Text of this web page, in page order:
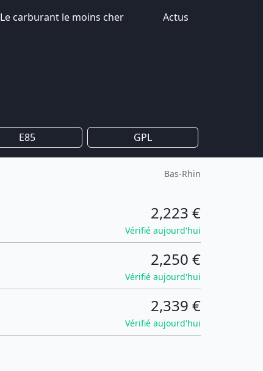
Le carburant le moins cher Actus
E85 GPL
Bas-Rhin
2,223 €
Vérifié aujourd'hui
2,250 €
Vérifié aujourd'hui
2,339 €
Vérifié aujourd'hui